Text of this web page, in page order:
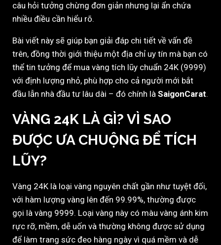
câu hỏi tưởng chừng đơn giản nhưng lại ẩn chứa
nhiều điều cần hiểu rõ.
Bài viết này sẽ giúp bạn giải đáp chi tiết về vấn đề
trên, đồng thời giới thiệu một địa chỉ uy tín mà bạn có
thể tin tưởng để mua vàng tích lũy chuẩn 24K (9999)
với định lượng nhỏ, phù hợp cho cả người mới bắt
đầu lẫn nhà đầu tư lâu dài – đó chính là SaigonCarat.
VÀNG 24K LÀ GÌ? VÌ SAO
ĐƯỢC ƯA CHUỘNG ĐỂ TÍCH
LŨY?
Vàng 24K là loại vàng nguyên chất gần như tuyệt đối,
với hàm lượng vàng lên đến 99.99%, thường được
gọi là vàng 9999. Loại vàng này có màu vàng ánh kim
rực rỡ, mềm, dễ uốn và thường không được sử dụng
để làm trang sức đeo hàng ngày vì quá mềm và dễ